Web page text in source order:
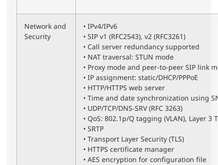
Network and
Security
• IPv4/IPv6
• SIP v1 (RFC2543), v2 (RFC3261)
• Call server redundancy supported
• NAT traversal: STUN mode
• Proxy mode and peer-to-peer SIP link
• IP assignment: static/DHCP/PPPoE
• HTTP/HTTPS web server
• Time and date synchronization using
• UDP/TCP/DNS-SRV (RFC 3263)
• QoS: 802.1p/Q tagging (VLAN), Layer 3
• SRTP
• Transport Layer Security (TLS)
• HTTPS certificate manager
• AES encryption for configuration file